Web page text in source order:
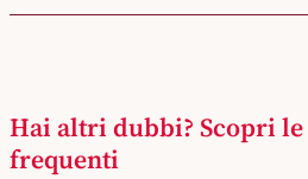
Hai altri dubbi? Scopri
frequenti